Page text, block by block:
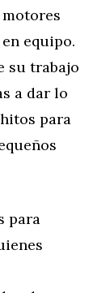
equipo.
su trabajo
a dar lo
para
para